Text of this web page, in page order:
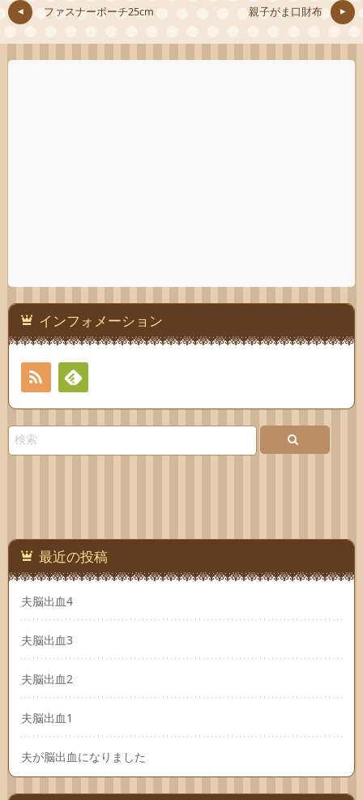
ファスナーポーチ25cm 親子がま口財布
インフォメーション
Feedly
最近の投稿
夫脳出血4
夫脳出血3
夫脳出血2
夫脳出血1
夫が脳出血になりました